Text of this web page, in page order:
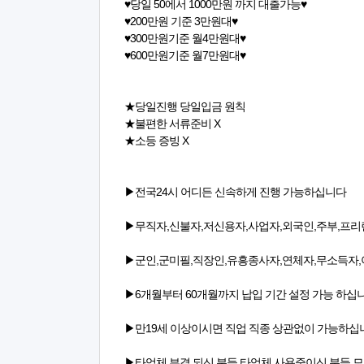
♥당일 50에서 1000만원 까지 대출가능♥
♥200만원 기준 3만원대♥
♥300만원기준 월4만원대♥
♥600만원기준 월7만원대♥
★당일진행 당일입금 원칙
★불편한 서류준비 X
★소등 증빙 X
▶전국24시 어디든 신속하게 진행 가능하십니다
▶무직자,신불자,저신용자,사업자,외국인,주부,프리
▶군인,군미필,직장인,유흥종사자,연체자,무소득자,
▶6개월부터 60개월까지 납입 기간 설정 가능 하십
▶만19세 이상이시면 직업 직종 상관없이 가능하십